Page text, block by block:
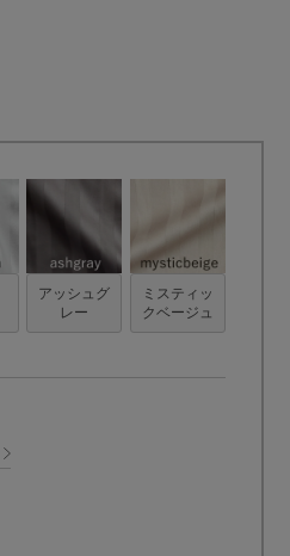
アッシュグ
レー
ミスティッ
クベージュ